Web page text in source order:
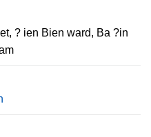
? ien Bien ward, Ba ?in